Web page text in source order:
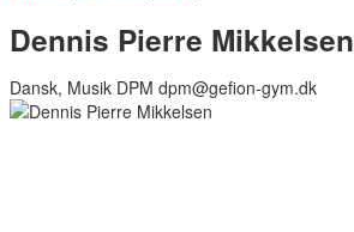
Dennis Pierre Mikkelsen
Dansk, Musik DPM dpm@gefion-gym.dk